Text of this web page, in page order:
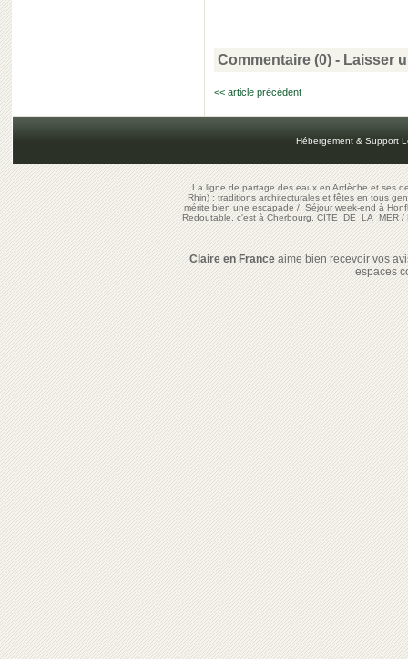
Commentaire (0) - Laisser
<< article précédent
Hébergement & Support
La ligne de partage des eaux en Ardèche et ses
Rhin) : traditions architecturales et fêtes en tous
mérite bien une escapade/Séjour week-end à
Redoutable, c'est à Cherbourg, CITE DE LA MER/
Claire en Franceaime bien recevoir vos
espaces